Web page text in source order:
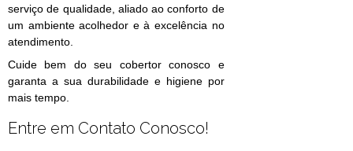
serviço de qualidade, aliado ao conforto de
um ambiente acolhedor e à excelência no
atendimento.
Cuide bem do seu cobertor conosco e
garanta a sua durabilidade e higiene por
mais tempo.
Entre em Contato Conosco!